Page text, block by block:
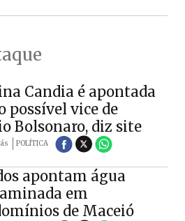
Candia é apontada
possível vice de
Bolsonaro, diz site
POLÍTICA
apontam água
em
de Maceió